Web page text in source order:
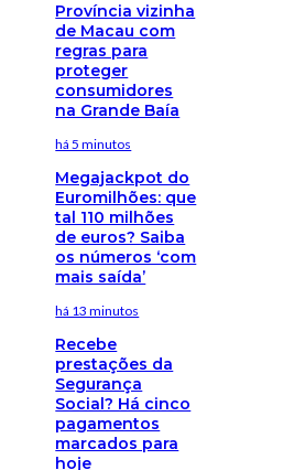
Província vizinha
de Macau com
regras para
proteger
consumidores
na Grande Baía
há 5 minutos
Megajackpot do
Euromilhões: que
tal 110 milhões
de euros? Saiba
os números ‘com
mais saída’
há 13 minutos
Recebe
prestações da
Segurança
Social? Há cinco
pagamentos
marcados para
hoje